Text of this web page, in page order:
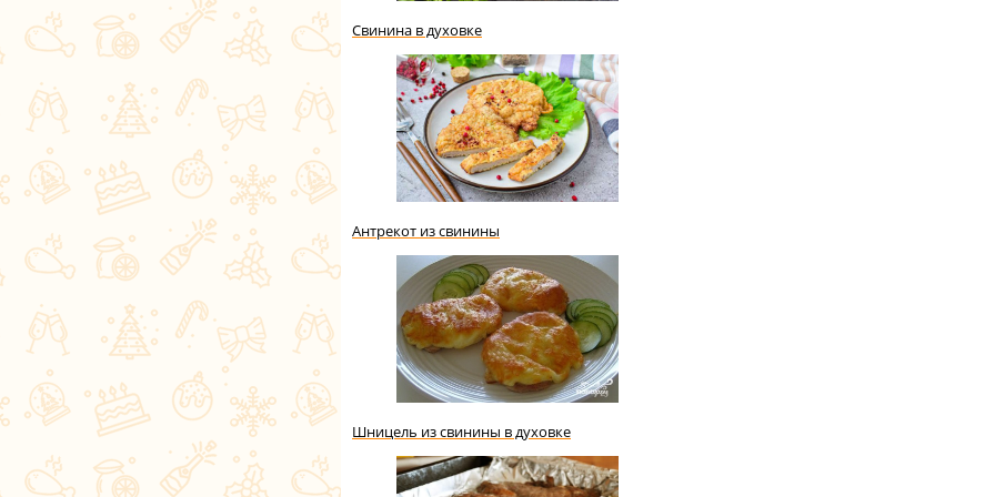
Свинина в духовке
Антрекот из свинины
Шницель из свинины в духовке